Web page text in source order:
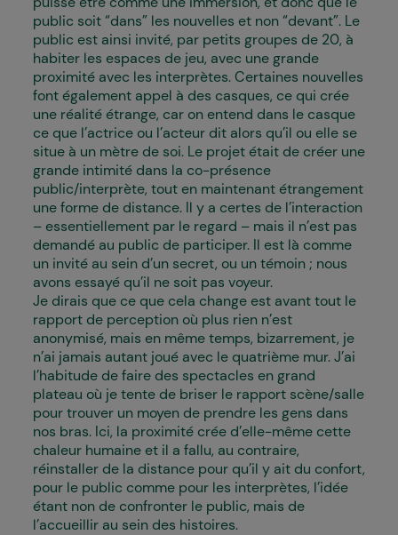
public soit “dans” les nouvelles et non “devant”. Le
public est ainsi invité, par petits groupes de 20, à
habiter les espaces de jeu, avec une grande
proximité avec les interprètes. Certaines nouvelles
font également appel à des casques, ce qui crée
une réalité étrange, car on entend dans le casque
ce que l’actrice ou l’acteur dit alors qu’il ou elle se
situe à un mètre de soi. Le projet était de créer une
grande intimité dans la co-présence
public/interprète, tout en maintenant étrangement
une forme de distance. Il y a certes de l’interaction
– essentiellement par le regard – mais il n’est pas
demandé au public de participer. Il est là comme
un invité au sein d’un secret, ou un témoin ; nous
avons essayé qu’il ne soit pas voyeur.
Je dirais que ce que cela change est avant tout le
rapport de perception où plus rien n’est
anonymisé, mais en même temps, bizarrement, je
n’ai jamais autant joué avec le quatrième mur. J’ai
l’habitude de faire des spectacles en grand
plateau où je tente de briser le rapport scène/salle
pour trouver un moyen de prendre les gens dans
nos bras. Ici, la proximité crée d’elle-même cette
chaleur humaine et il a fallu, au contraire,
réinstaller de la distance pour qu’il y ait du confort,
pour le public comme pour les interprètes, l’idée
étant non de confronter le public, mais de
l’accueillir au sein des histoires.